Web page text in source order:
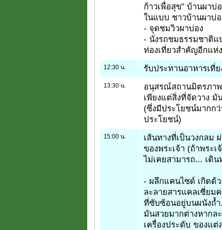
ก้าวเพื่อสุข" บ้านผาบ่
ในแบบ ชาวบ้านผาบ่
- จุดชมวิวผาบ่อง
- นั่งรถชมธรรมชาติแ
ท่องเที่ยวสำคัญอีกแห่
12:30 น. รับประทานอาหารเที่
13:30 น.
อนุสรณ์สถานมิตรภา
เพียงแต่สิ่งที่จัดวาง มั
(ซึ่งมีประโยชน์มากก
ประโยชน์)
15:00 น.
เส้นทางที่เป็นวงกลม
ของพระเจ้า (ถ้าพระ
ไม่เคยสามารถ... เดิ
- ผลึกแคนไซด์ เกิดด้
ละลายสารแคลเซี่ยม
ที่ซับซ้อนอยู่บนผนังถ้ำ
มันสวยมากต่างหากล
เครื่องประดับ ของแ